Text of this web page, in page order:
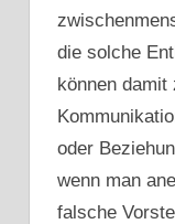
die solche
können damit
oder
wenn man
falsche